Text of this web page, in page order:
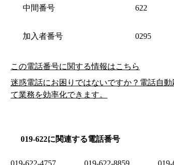
中間番号 622
加入者番号 0295
この電話番号に関する情報はこちら
迷惑電話にお困りではないですか？電話自
て業務を効率化できます。
019-622に関連する電話番号
019-622-4757 019-622-8859